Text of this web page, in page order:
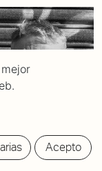
Acepto